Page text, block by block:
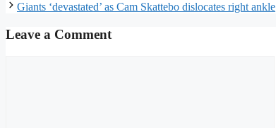
Giants ‘devastated’ as Cam Skattebo dislocates right ankle
Leave a Comment